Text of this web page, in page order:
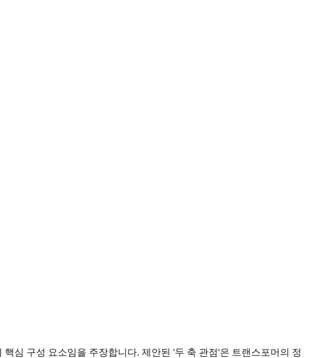
심 구성 요소임을 주장합니다. 제안된 '두 축 관점'은 트랜스포머의 정